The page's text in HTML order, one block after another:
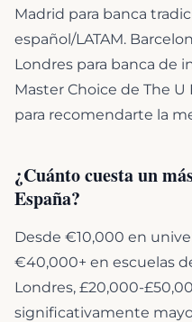
Madrid para banca
español/LATAM.
Londres para banca de
Master Choice de The
para recomendarte la
¿Cuánto cuesta un
España?
Desde €10,000 en
€40,000+ en escuelas
Londres, £20,000-
significativamente